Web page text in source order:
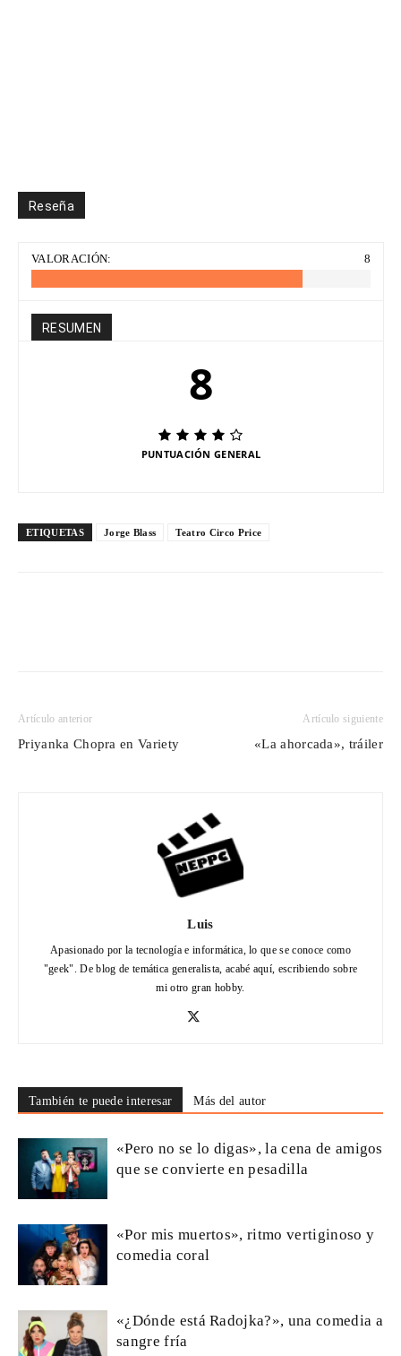
Reseña
VALORACIÓN: 8
RESUMEN
8
PUNTUACIÓN GENERAL
ETIQUETAS Jorge Blass Teatro Circo Price
Artículo anterior
Priyanka Chopra en Variety
Artículo siguiente
«La ahorcada», tráiler
Luis
Apasionado por la tecnología e informática, lo que se conoce como
"geek". De blog de temática generalista, acabé aquí, escribiendo sobre
mi otro gran hobby.
También te puede interesar Más del autor
«Pero no se lo digas», la cena de amigos
que se convierte en pesadilla
«Por mis muertos», ritmo vertiginoso y
comedia coral
«¿Dónde está Radojka?», una comedia a
sangre fría